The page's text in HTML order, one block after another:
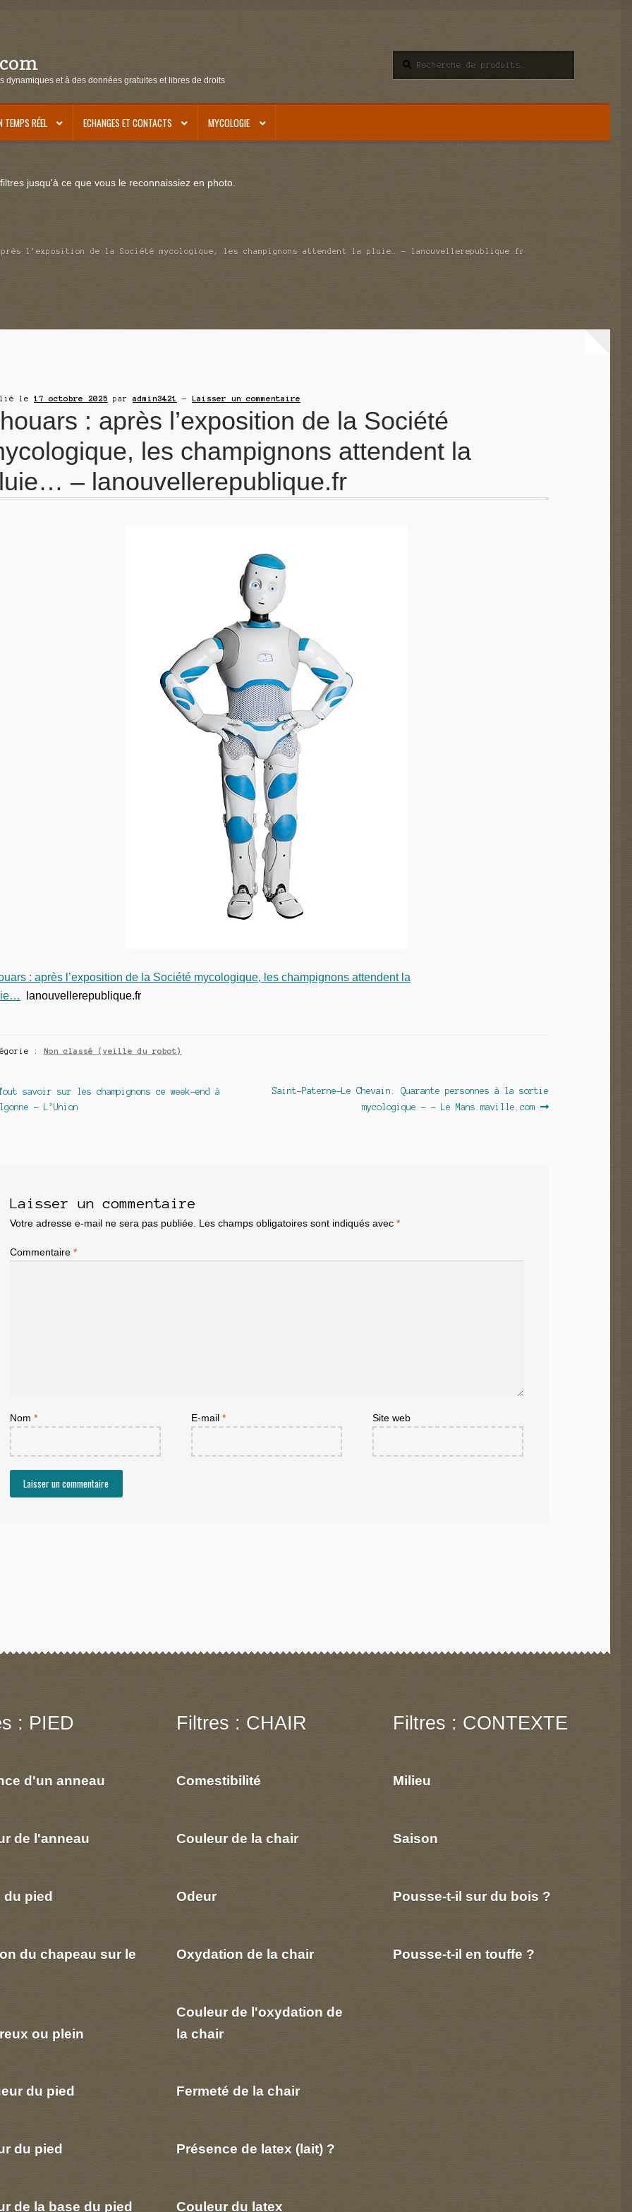
et à des données gratuites et libres de droits
pour :
TEMPS RÉEL ECHANGES ET CONTACTS MYCOLOGIE
jusqu'à ce que vous le reconnaissiez en photo.
l’exposition de la Société mycologique, les champignons attendent la pluie… – lanouvellerepublique.fr
le 17 octobre 2025 paradmin3421 — Laisser un commentaire
: après l’exposition de la Société
les champignons attendent la
– lanouvellerepublique.fr
: après l’exposition de la Société mycologique, les champignons attendent la
lanouvellerepublique.fr
: Non classé (veille du robot)
:
savoir sur les champignons ce week-end à
– L’Union
Article
Saint-Paterne-Le Chevain. Quarante personnes à la sortie
mycologique – – Le Mans.maville.com
Laisser un commentaire
Votre adresse e-mail ne sera pas publiée. Les champs obligatoires sont indiqués avec *
Commentaire *
Nom * E-mail * Site web
: PIED
d'un anneau
de l'anneau
du pied
du chapeau sur le
ou plein
du pied
du pied
de la base du pied
Filtres : CHAIR
Comestibilité
Couleur de la chair
Odeur
Oxydation de la chair
Couleur de l'oxydation de
la chair
Fermeté de la chair
Présence de latex (lait) ?
Couleur du latex
Filtres : CONTEXTE
Milieu
Saison
Pousse-t-il sur du bois ?
Pousse-t-il en touffe ?